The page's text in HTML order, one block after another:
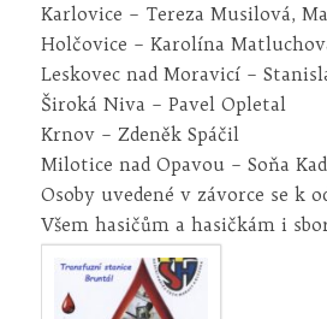
Karlovice – Tereza Musilová,
Holčovice – Karolína
Leskovec nad Moravicí –
Široká Niva – Pavel Opletal
Krnov – Zdeněk Spáčil
Milotice nad Opavou – Soňa
Osoby uvedené v závorce se k
Všem hasičům a hasičkám i